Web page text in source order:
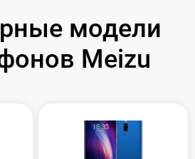
модели
Meizu